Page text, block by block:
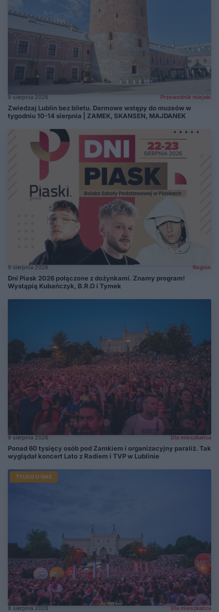
9 sierpnia 2026 Przewodnik miejski
Zwiedzaj Lublin bez biletu. Darmowe wstępy do muzeów w
tygodniu 10-14 sierpnia | ZAMEK, SKANSEN, MAJDANEK
9 sierpnia 2026 Region
Dni Piask 2026 połączone z dożynkami. Znamy program!
Wystąpią Kubańczyk, B.R.O i Tymek
9 sierpnia 2026 Dla mieszkańca
Ponad 60 tysięcy osób pod Zamkiem i organizacyjny paraliż. Tak
wyglądał koncert Lato z Radiem i TVP w Lublinie
TYLKO U NAS
8 sierpnia 2026 Dla mieszkańca